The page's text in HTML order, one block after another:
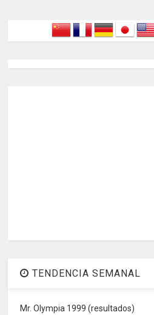
TENDENCIA SEMANAL
Mr. Olympia 1999 (resultados)